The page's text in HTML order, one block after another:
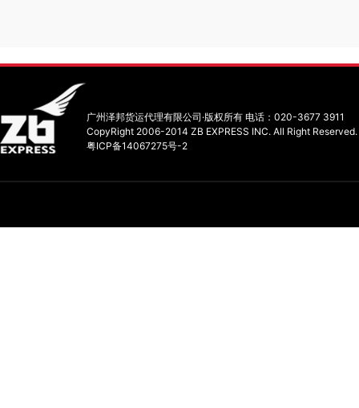
广州泽邦货运代理有限公司·版权所有 电话：020-3677 3911
CopyRight 2006-2014 ZB EXPRESS INC. All Right Reserved.
粤ICP备14067275号-2